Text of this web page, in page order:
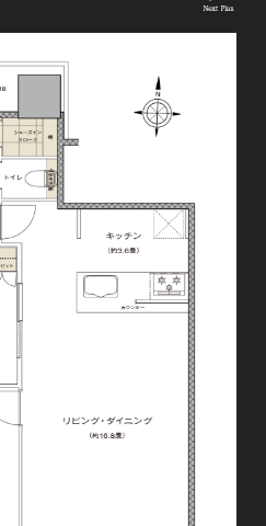
たら、お気軽にご相談くださ
222-605
■定休日 火・水・第2木曜日
close 閉じる